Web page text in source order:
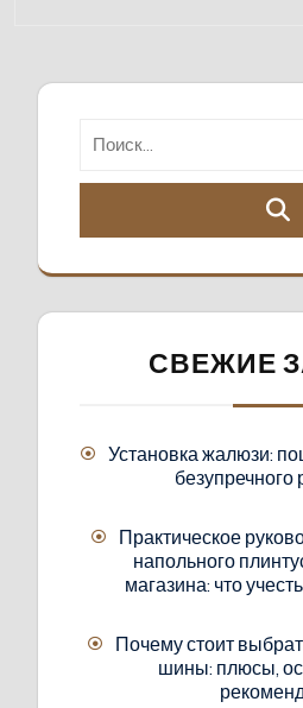
СВЕЖИЕ
Установка жалюзи:
безупречного
Практическое
напольного
магазина: что
Почему стоит
шины: плюсы,